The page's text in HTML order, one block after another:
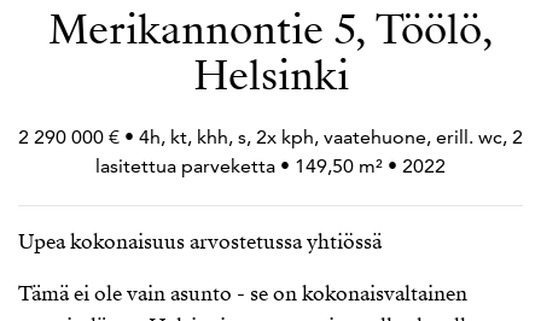
Merikannontie 5, Töölö,
Helsinki
2 290 000 € • 4h, kt, khh, s, 2x kph, vaatehuone, erill. wc, 2
lasitettua parveketta • 149,50 m² • 2022
Upea kokonaisuus arvostetussa yhtiössä
Tämä ei ole vain asunto - se on kokonaisvaltainen